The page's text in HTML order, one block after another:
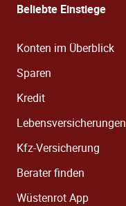
Beliebte Einstiege
Konten im Überblick
Sparen
Kredit
Lebensversicherungen
Kfz-Versicherung
Berater finden
Wüstenrot App